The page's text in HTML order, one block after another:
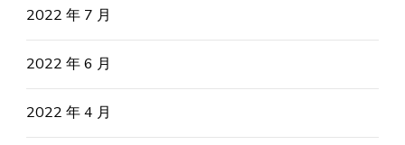
2022 年 7 月
2022 年 6 月
2022 年 4 月